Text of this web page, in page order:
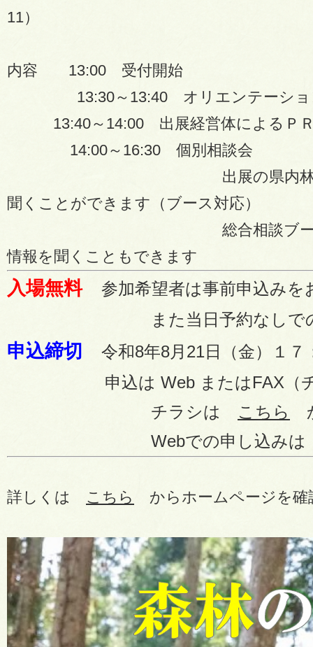
11）
内容 13:00 受付開始
13:30～13:40 オリエンテーション
13:40～14:00 出展経営体によるＰ
14:00～16:30 個別相談会
出展の県内林業経営体
聞くことができます（ブース対応）
総合相談ブースで林業
情報を聞くこともできます
入場無料 参加希望者は事前申込みを
また当日予約なしでの参
申込締切
令和8年8月21日（金）１７
申込は Web またはFAX（チ
チラシは
こちら
Webでの申し込み
詳しくは こちら からホームページを確